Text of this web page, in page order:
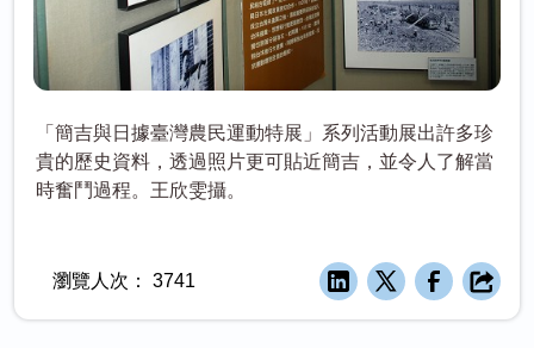
「簡吉與日據臺灣農民運動特展」系列活動展出許多珍
貴的歷史資料，透過照片更可貼近簡吉，並令人了解當
時奮鬥過程。王欣雯攝。
瀏覽人次： 3741